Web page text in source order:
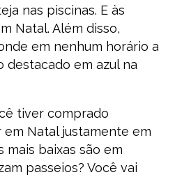
nas piscinas. E às
Natal. Além disso,
em nenhum horário a
destacado em azul na
tiver comprado
Natal justamente em
mais baixas são em
passeios? Você vai